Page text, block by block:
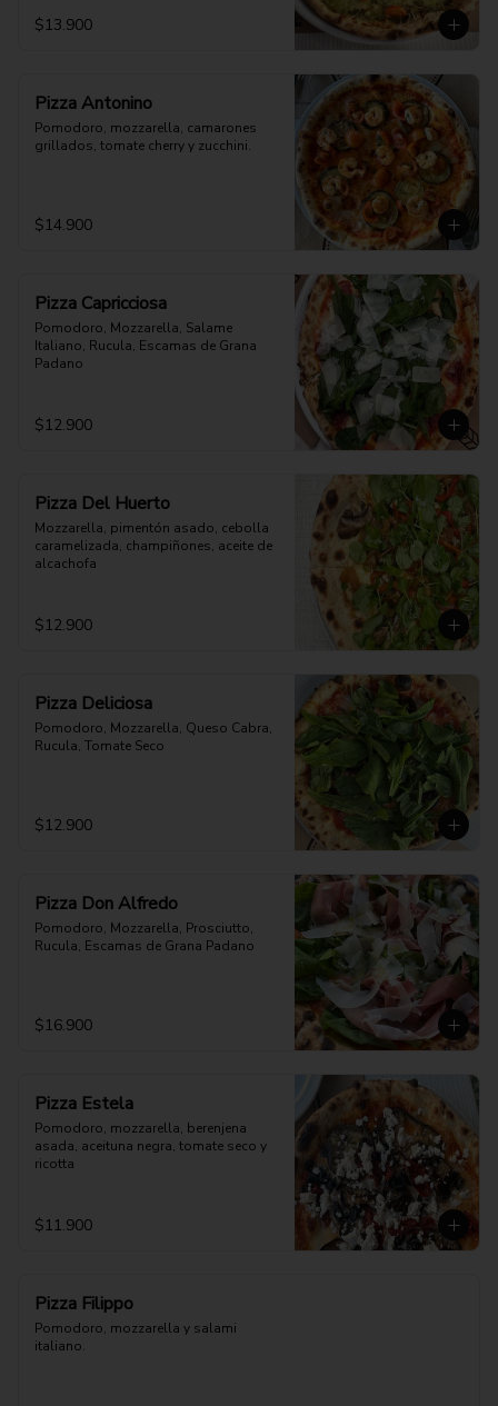
$13.900
Pizza Antonino
Pomodoro, mozzarella, camarones
grillados, tomate cherry y zucchini.
$14.900
Pizza Capricciosa
Pomodoro, Mozzarella, Salame
Italiano, Rucula, Escamas de Grana
Padano
$12.900
Pizza Del Huerto
Mozzarella, pimentón asado, cebolla
caramelizada, champiñones, aceite de
alcachofa
$12.900
Pizza Deliciosa
Pomodoro, Mozzarella, Queso Cabra,
Rucula, Tomate Seco
$12.900
Pizza Don Alfredo
Pomodoro, Mozzarella, Prosciutto,
Rucula, Escamas de Grana Padano
$16.900
Pizza Estela
Pomodoro, mozzarella, berenjena
asada, aceituna negra, tomate seco y
ricotta
$11.900
Pizza Filippo
Pomodoro, mozzarella y salami
italiano.